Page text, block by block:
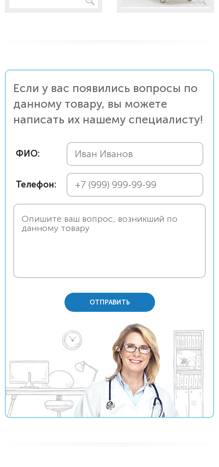
Если у вас появились вопросы по
данному товару, вы можете
написать их нашему специалисту!
ФИО:
Телефон:
ОТПРАВИТЬ